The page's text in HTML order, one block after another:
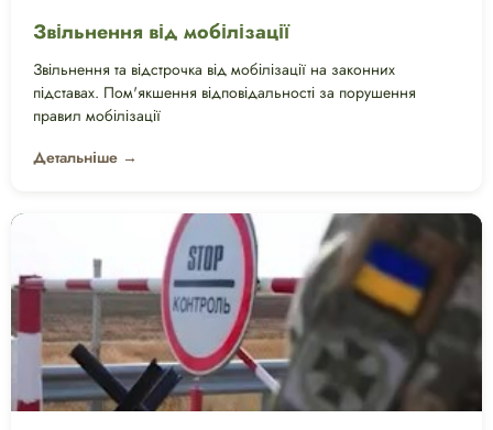
Звільнення від мобілізації
Звільнення та відстрочка від мобілізації на законних
підставах. Пом'якшення відповідальності за порушення
правил мобілізації
Детальніше →